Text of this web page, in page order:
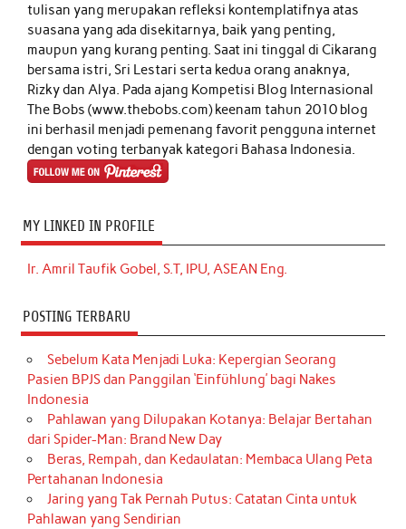
tulisan yang merupakan refleksi kontemplatifnya atas
suasana yang ada disekitarnya, baik yang penting,
maupun yang kurang penting. Saat ini tinggal di Cikarang
bersama istri, Sri Lestari serta kedua orang anaknya,
Rizky dan Alya. Pada ajang Kompetisi Blog Internasional
The Bobs (www.thebobs.com) keenam tahun 2010 blog
ini berhasil menjadi pemenang favorit pengguna internet
dengan voting terbanyak kategori Bahasa Indonesia.
MY LINKED IN PROFILE
Ir. Amril Taufik Gobel, S.T, IPU, ASEAN Eng.
POSTING TERBARU
Sebelum Kata Menjadi Luka: Kepergian Seorang
Pasien BPJS dan Panggilan ‘Einfühlung’ bagi Nakes
Indonesia
Pahlawan yang Dilupakan Kotanya: Belajar Bertahan
dari Spider-Man: Brand New Day
Beras, Rempah, dan Kedaulatan: Membaca Ulang Peta
Pertahanan Indonesia
Jaring yang Tak Pernah Putus: Catatan Cinta untuk
Pahlawan yang Sendirian